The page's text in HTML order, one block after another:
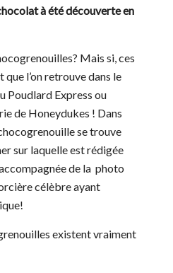
à été découverte en
Mais si, ces
l’on retrouve dans le
Poudlard Express ou
de Honeydukes ! Dans
se trouve
sur laquelle est rédigée
de la photo
célèbre ayant
existent vraiment